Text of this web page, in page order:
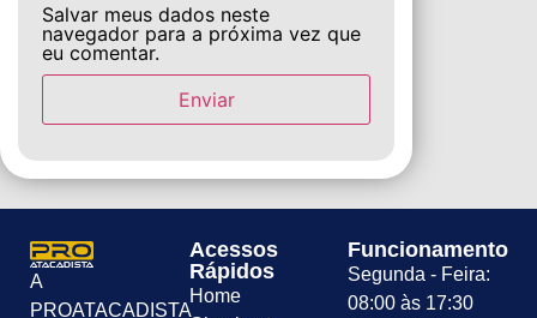
Salvar meus dados neste
navegador para a próxima vez que
eu comentar.
A
PROATACADISTA
Acessos
Rápidos
Home
Funcionamento
Segunda - Feira:
08:00 às 17:30